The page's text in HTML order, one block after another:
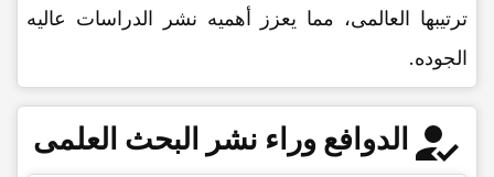
ترتیبها العالمی، مما یعزز أهمیه نشر الدراسات عالیه
الجوده.
الدوافع وراء نشر البحث العلمی